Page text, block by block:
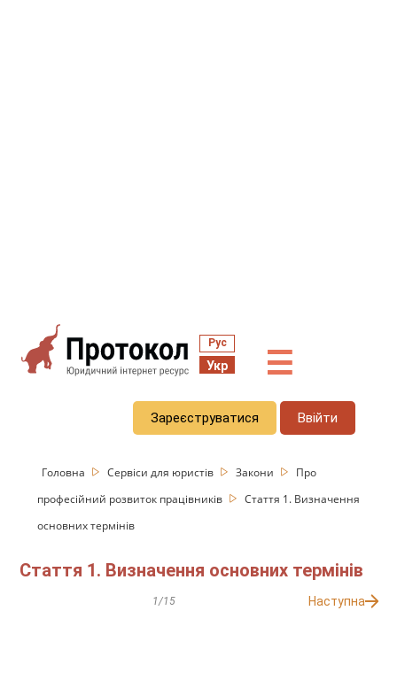
Рус
Укр ☰
Зареєструватися Ввійти
Головна Сервіси для юристів Закони
Про
професійний розвиток працівників
Стаття 1. Визначення
основних термінів
Стаття 1. Визначення основних термінів
1/15 Наступна